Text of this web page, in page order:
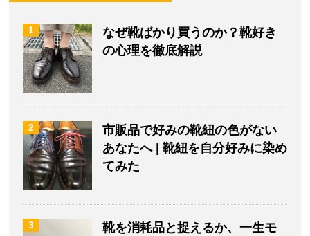
1
なぜ靴ばかり買うのか？靴好き
の心理を徹底解説
2
市販品で好みの靴紐の色がない
あなたへ | 靴紐を自分好みに染め
てみた
3
靴を消耗品と捉えるか、一生モ